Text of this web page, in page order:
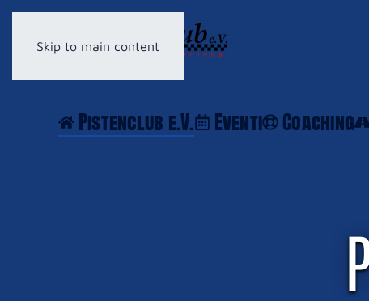
Skip to main content
Pistenclub e.V. Eventi Coaching